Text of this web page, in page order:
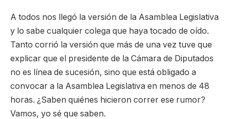
A todos nos llegó la versión de la Asamblea Legislativa
y lo sabe cualquier colega que haya tocado de oído.
Tanto corrió la versión que más de una vez tuve que
explicar que el presidente de la Cámara de Diputados
no es línea de sucesión, sino que está obligado a
convocar a la Asamblea Legislativa en menos de 48
horas. ¿Saben quiénes hicieron correr ese rumor?
Vamos, yo sé que saben.